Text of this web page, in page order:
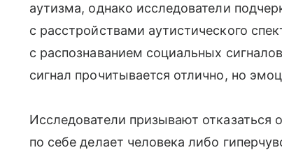
аутизма, однако исследователи
с расстройствами аутистического
с распознаванием социальных
сигнал прочитывается отлично, но
Исследователи призывают отказаться
по себе делает человека либо